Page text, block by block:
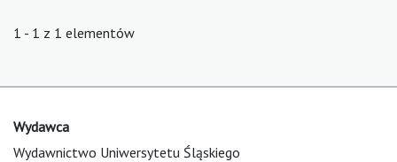
1 - 1 z 1 elementów
Wydawca
Wydawnictwo Uniwersytetu Śląskiego